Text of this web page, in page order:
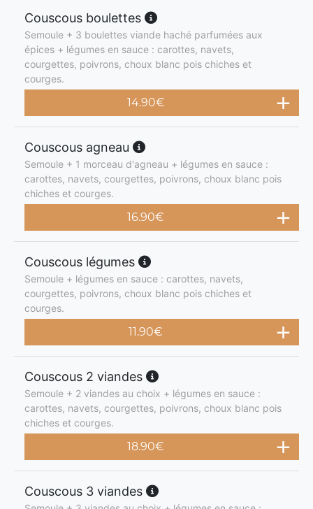
Couscous boulettes
Semoule + 3 boulettes viande haché parfumées aux
épices + légumes en sauce : carottes, navets,
courgettes, poivrons, choux blanc pois chiches et
courges.
14.90€
Couscous agneau
Semoule + 1 morceau d'agneau + légumes en sauce :
carottes, navets, courgettes, poivrons, choux blanc pois
chiches et courges.
16.90€
Couscous légumes
Semoule + légumes en sauce : carottes, navets,
courgettes, poivrons, choux blanc pois chiches et
courges.
11.90€
Couscous 2 viandes
Semoule + 2 viandes au choix + légumes en sauce :
carottes, navets, courgettes, poivrons, choux blanc pois
chiches et courges.
18.90€
Couscous 3 viandes